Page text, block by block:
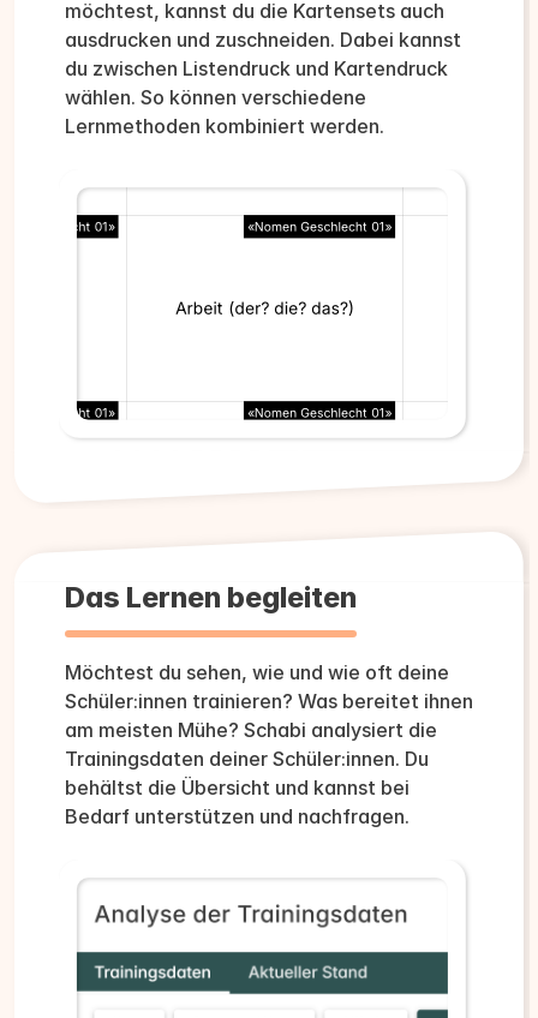
möchtest, kannst du die Kartensets auch
ausdrucken und zuschneiden. Dabei kannst
du zwischen Listendruck und Kartendruck
wählen. So können verschiedene
Lernmethoden kombiniert werden.
Das Lernen begleiten
Möchtest du sehen, wie und wie oft deine
Schüler:innen trainieren? Was bereitet ihnen
am meisten Mühe? Schabi analysiert die
Trainingsdaten deiner Schüler:innen. Du
behältst die Übersicht und kannst bei
Bedarf unterstützen und nachfragen.